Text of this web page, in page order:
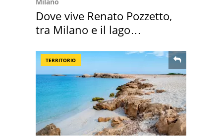
Dove vive Renato Pozzetto,
tra Milano e il lago
TERRITORIO